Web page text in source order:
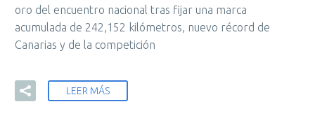
oro del encuentro nacional tras fijar una marca
acumulada de 242,152 kilómetros, nuevo récord de
Canarias y de la competición
LEER MÁS